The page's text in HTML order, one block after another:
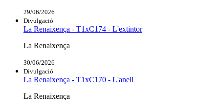
29/06/2026
Divulgació
La Renaixença - T1xC174 - L'extintor
La Renaixença
30/06/2026
Divulgació
La Renaixença - T1xC170 - L'anell
La Renaixença